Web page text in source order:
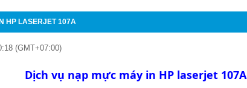
HP LASERJET 107A
(GMT+07:00)
Dịch vụ nạp mực máy in HP laserjet 107A